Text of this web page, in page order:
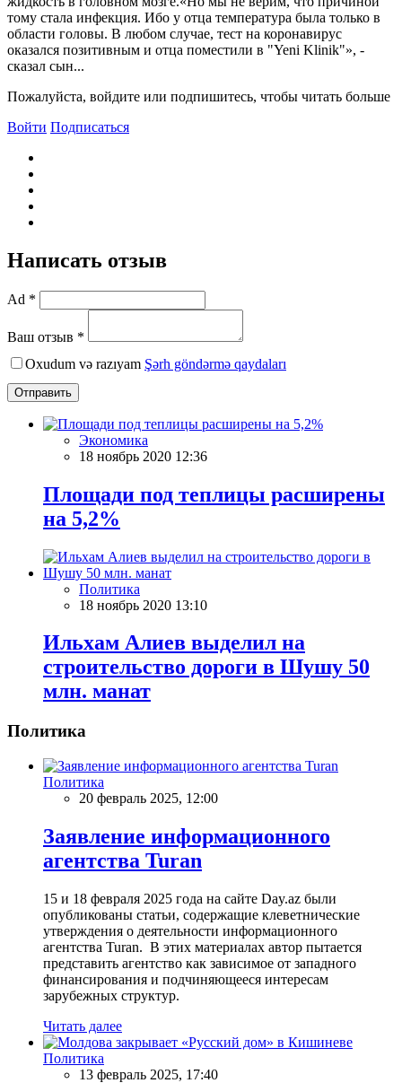
тому стала инфекция. Ибо у отца температура была только в
области головы. В любом случае, тест на коронавирус
оказался позитивным и отца поместили в "Yeni Klinik"», -
сказал сын...
Пожалуйста, войдите или подпишитесь, чтобы читать больше
Войти Подписаться
Написать отзыв
Ad *
Ваш отзыв *
Oxudum və razıyam Şərh göndərmə qaydaları
Отправить
Экономика
18 ноябрь 2020 12:36
Площади под теплицы расширены
на 5,2%
Политика
18 ноябрь 2020 13:10
Ильхам Алиев выделил на
строительство дороги в Шушу 50
млн. манат
Политика
Политика
20 февраль 2025, 12:00
Заявление информационного
агентства Turan
15 и 18 февраля 2025 года на сайте Day.az были
опубликованы статьи, содержащие клеветнические
утверждения о деятельности информационного
агентства Turan. В этих материалах автор пытается
представить агентство как зависимое от западного
финансирования и подчиняющееся интересам
зарубежных структур.
Читать далее
Политика
13 февраль 2025, 17:40